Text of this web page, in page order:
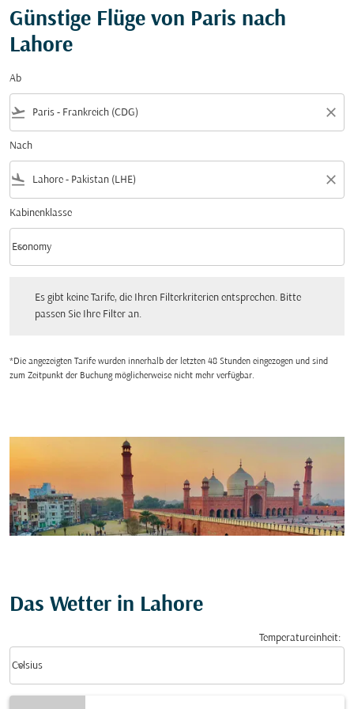
Günstige Flüge von Paris nach
Lahore
Ab
flight_takeoff close
Nach
flight_land close
Kabinenklasse
Kabinenklasse option Economy Selected
Economy
keyboard_arrow_down
Es gibt keine Tarife, die Ihren Filterkriterien entsprechen. Bitte
passen Sie Ihre Filter an.
*Die angezeigten Tarife wurden innerhalb der letzten 48 Stunden eingezogen und sind
zum Zeitpunkt der Buchung möglicherweise nicht mehr verfügbar.
Das Wetter in Lahore
Temperatureinheit:
Celsius
keyboard_arrow_down